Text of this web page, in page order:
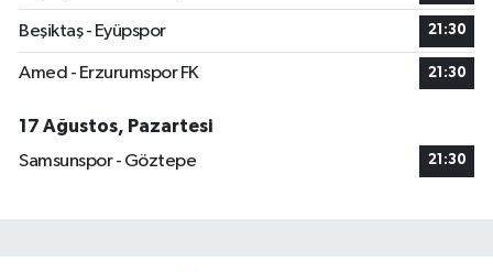
Beşiktaş - Eyüpspor 21:30
Amed - Erzurumspor FK 21:30
17 Ağustos, Pazartesi
Samsunspor - Göztepe
21:30